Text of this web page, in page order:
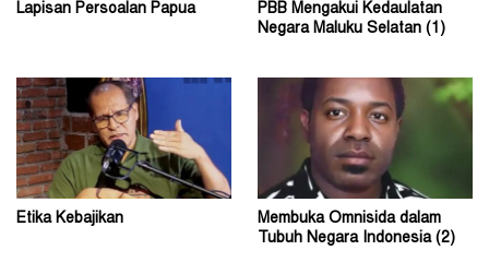
Lapisan Persoalan Papua
PBB Mengakui Kedaulatan
Negara Maluku Selatan (1)
Etika Kebajikan
Membuka Omnisida dalam
Tubuh Negara Indonesia (2)